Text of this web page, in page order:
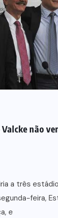
não
a três
feira,
e